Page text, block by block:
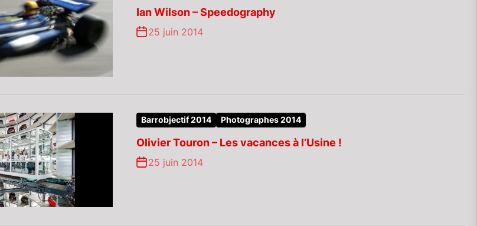
Ian Wilson – Speedography
25 juin 2014
Barrobjectif 2014 Photographes 2014
Olivier Touron – Les vacances à l’Usine !
25 juin 2014